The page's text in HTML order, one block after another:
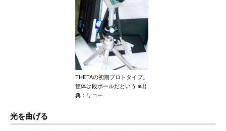
THETAの初期プロトタイプ。
筐体は段ボールだという ※出
典：リコー
光を曲げる